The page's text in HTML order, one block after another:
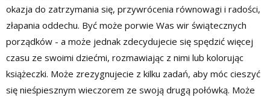
okazja do zatrzymania się, przywrócenia równowagi i radości,
złapania oddechu. Być może porwie Was wir świątecznych
porządków - a może jednak zdecydujecie się spędzić więcej
czasu ze swoimi dziećmi, rozmawiając z nimi lub kolorując
książeczki. Może zrezygnujecie z kilku zadań, aby móc cieszyć
się nieśpiesznym wieczorem ze swoją drugą połówką. Może